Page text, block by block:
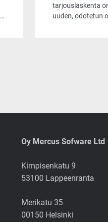
optimointiin
tarjouslaskenta
uuden, odotetun
tarjouksella
Oy Mercus Sofware Ltd
Kimpisenkatu 9
53100 Lappeenranta
Merikatu 35
00150 Helsinki